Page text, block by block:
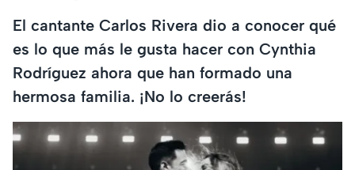
El cantante Carlos Rivera dio a conocer qué
es lo que más le gusta hacer con Cynthia
Rodríguez ahora que han formado una
hermosa familia. ¡No lo creerás!